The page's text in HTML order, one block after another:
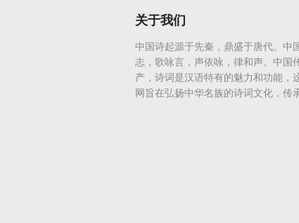
关于我们
中国诗起源于先秦，鼎盛于唐代。中
志，歌咏言，声依咏，律和声。中国
产，诗词是汉语特有的魅力和功能，
网旨在弘扬中华名族的诗词文化，传